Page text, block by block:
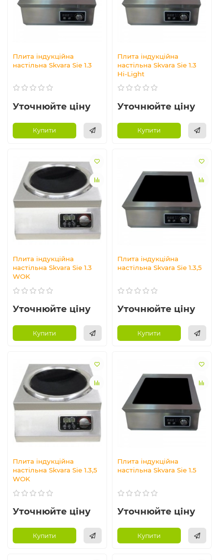
Плита індукційна
настільна Skvara Sie 1.3
Уточнюйте ціну
Купити
Плита індукційна
настільна Skvara Sie 1.3
Hi-Light
Уточнюйте ціну
Купити
Плита індукційна
настільна Skvara Sie 1.3
WOK
Уточнюйте ціну
Купити
Плита індукційна
настільна Skvara Sie 1.3,5
Уточнюйте ціну
Купити
Плита індукційна
настільна Skvara Sie 1.3,5
WOK
Уточнюйте ціну
Купити
Плита індукційна
настільна Skvara Sie 1.5
Уточнюйте ціну
Купити